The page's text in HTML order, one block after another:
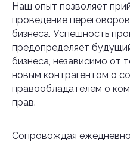
Наш опыт позволяет
проведение
бизнеса. Успешность
предопределяет
бизнеса, независимо от
новым контрагентом о
правообладателем о
прав.
Сопровождая